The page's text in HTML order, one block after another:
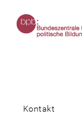
Kontakt